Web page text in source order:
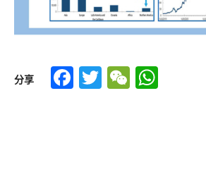
分享 Facebook
TwitterWeChat